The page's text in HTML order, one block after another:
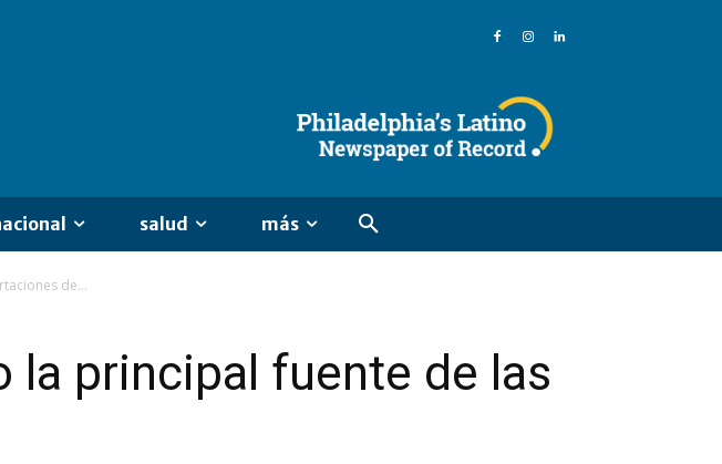
salud más
de...
la principal fuente de las